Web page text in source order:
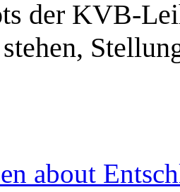
der KVB-
about